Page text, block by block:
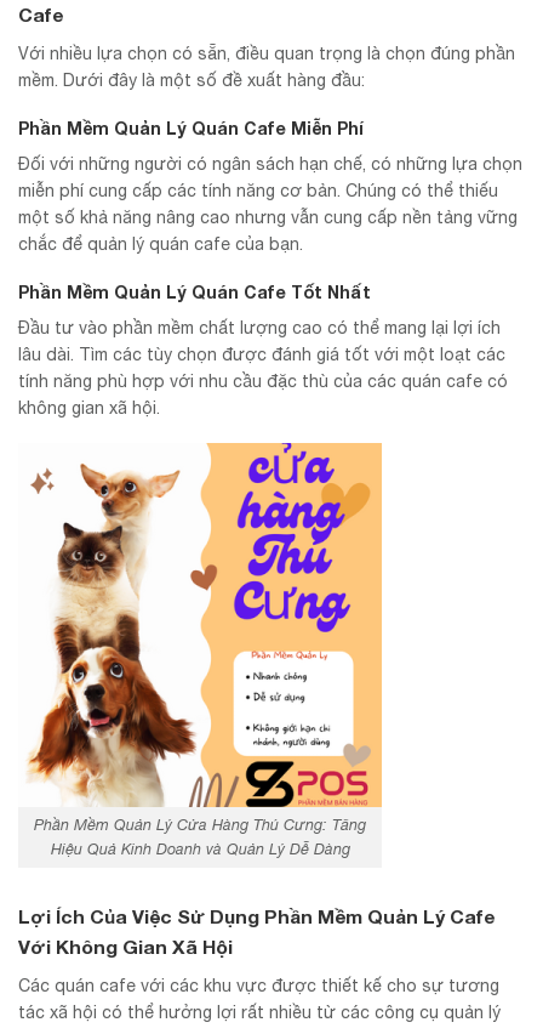
Cafe
Với nhiều lựa chọn có sẵn, điều quan trọng là chọn đúng phần
mềm. Dưới đây là một số đề xuất hàng đầu:
Phần Mềm Quản Lý Quán Cafe Miễn Phí
Đối với những người có ngân sách hạn chế, có những lựa chọn
miễn phí cung cấp các tính năng cơ bản. Chúng có thể thiếu
một số khả năng nâng cao nhưng vẫn cung cấp nền tảng vững
chắc để quản lý quán cafe của bạn.
Phần Mềm Quản Lý Quán Cafe Tốt Nhất
Đầu tư vào phần mềm chất lượng cao có thể mang lại lợi ích
lâu dài. Tìm các tùy chọn được đánh giá tốt với một loạt các
tính năng phù hợp với nhu cầu đặc thù của các quán cafe có
không gian xã hội.
Phần Mềm Quản Lý Cửa Hàng Thú Cưng: Tăng
Hiệu Quả Kinh Doanh và Quản Lý Dễ Dàng
Lợi Ích Của Việc Sử Dụng Phần Mềm Quản Lý Cafe
Với Không Gian Xã Hội
Các quán cafe với các khu vực được thiết kế cho sự tương
tác xã hội có thể hưởng lợi rất nhiều từ các công cụ quản lý